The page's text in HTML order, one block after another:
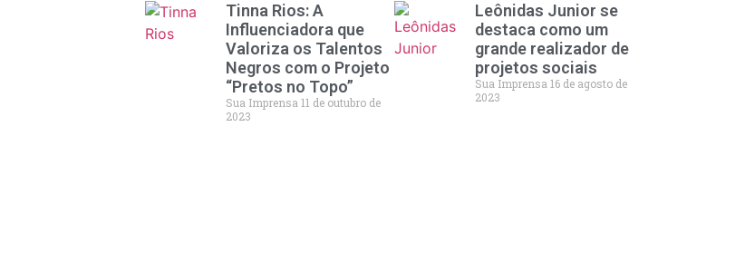
Tinna Rios: A
Influenciadora que
Valoriza os Talentos
Negros com o Projeto
“Pretos no Topo”
Sua Imprensa11 de outubro de
2023
Leônidas Junior se
destaca como um
grande realizador de
projetos sociais
Sua Imprensa16 de agosto de
2023